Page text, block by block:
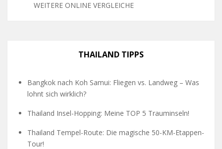
WEITERE ONLINE VERGLEICHE
THAILAND TIPPS
Bangkok nach Koh Samui: Fliegen vs. Landweg – Was
lohnt sich wirklich?
Thailand Insel-Hopping: Meine TOP 5 Trauminseln!
Thailand Tempel-Route: Die magische 50-KM-Etappen-
Tour!